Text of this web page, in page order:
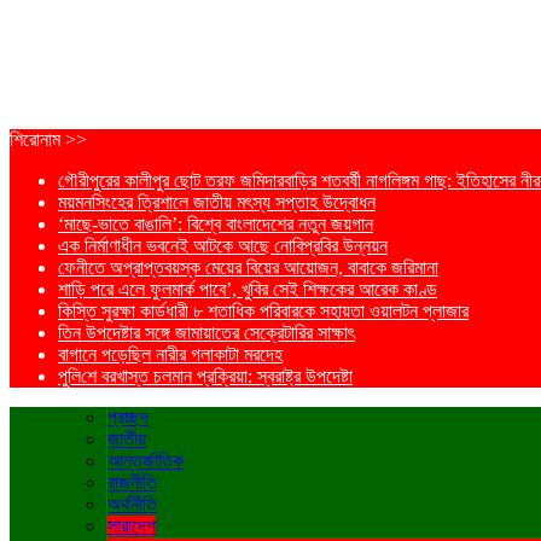
শিরোনাম >>
গৌরীপুরের কালীপুর ছোট তরফ জমিদারবাড়ির শতবর্ষী নাগলিঙ্গম গাছ: ইতিহাসের
ময়মনসিংহের ত্রিশালে জাতীয় মৎস্য সপ্তাহ উদ্বোধন
‘মাছে-ভাতে বাঙালি’: বিশ্বে বাংলাদেশের নতুন জয়গান
এক নির্মাণাধীন ভবনেই আটকে আছে নোবিপ্রবির উন্নয়ন
ফেনীতে অপ্রাপ্তবয়স্ক মেয়ের বিয়ের আয়োজন, বাবাকে জরিমানা
শাড়ি পরে এলে ফুলমার্ক পাবে’, খুবির সেই শিক্ষকের আরেক কাণ্ড
কিস্তি সুরক্ষা কার্ডধারী ৮ শতাধিক পরিবারকে সহায়তা ওয়ালটন প্লাজার
তিন উপদেষ্টার সঙ্গে জামায়াতের সেক্রেটারির সাক্ষাৎ
বাগানে পড়েছিল নারীর গলাকাটা মরদেহ
পু‌লি‌শে বরখাস্ত চলমান প্রক্রিয়া: স্বরাষ্ট্র উপদেষ্টা
প্রচ্ছদ
জাতীয়
আন্তর্জাতিক
রাজনীতি
অর্থনীতি
সারাদেশ